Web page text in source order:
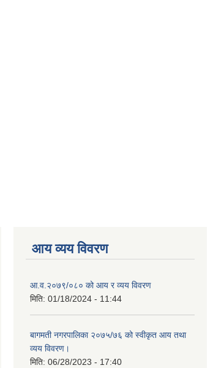
आय व्यय विवरण
आ.व.२०७९/०८० को आय र व्यय विवरण
मिति: 01/18/2024 - 11:44
बागमती नगरपालिका २०७५/७६ को स्वीकृत आय तथा
व्यय विवरण।
मिति: 06/28/2023 - 17:40